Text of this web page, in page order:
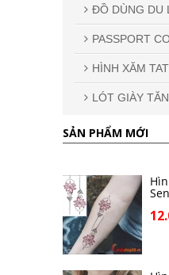
ĐỒ DÙNG DU
PASSPORT
HÌNH XĂM
LÓT GIÀY
SẢN PHẨM MỚI